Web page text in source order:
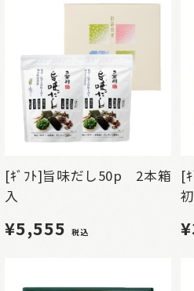
[ｷﾞﾌﾄ]旨味だし50p 2本箱
入
¥5,555 税込
[